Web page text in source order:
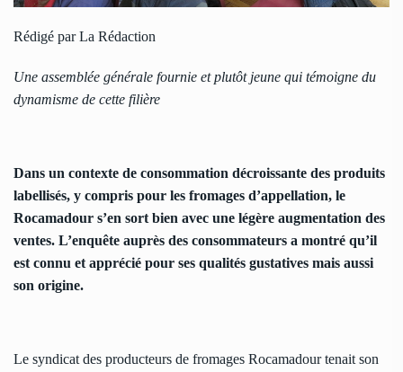
Rédigé par La Rédaction
Une assemblée générale fournie et plutôt jeune qui témoigne du
dynamisme de cette filière
Dans un contexte de consommation décroissante des produits
labellisés, y compris pour les fromages d’appellation, le
Rocamadour s’en sort bien avec une légère augmentation des
ventes. L’enquête auprès des consommateurs a montré qu’il
est connu et apprécié pour ses qualités gustatives mais aussi
son origine.
Le syndicat des producteurs de fromages Rocamadour tenait son